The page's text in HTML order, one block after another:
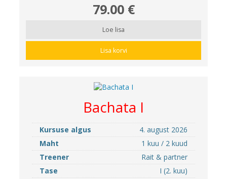
79.00 €
Loe lisa
Lisa korvi
Bachata I
Kursuse algus
4. august 2026
Maht
1 kuu / 2 kuud
Treener
Rait & partner
Tase
I (2. kuu)